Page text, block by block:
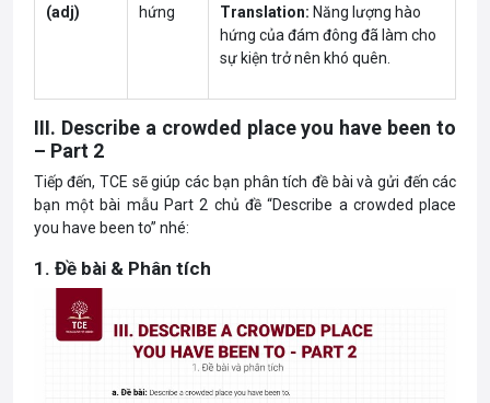
(adj)
hứng
Translation: Năng lượng hào
hứng của đám đông đã làm cho
sự kiện trở nên khó quên.
III. Describe a crowded place you have been to
– Part 2
Tiếp đến, TCE sẽ giúp các bạn phân tích đề bài và gửi đến các
bạn một bài mẫu Part 2 chủ đề “Describe a crowded place
you have been to” nhé:
1. Đề bài & Phân tích